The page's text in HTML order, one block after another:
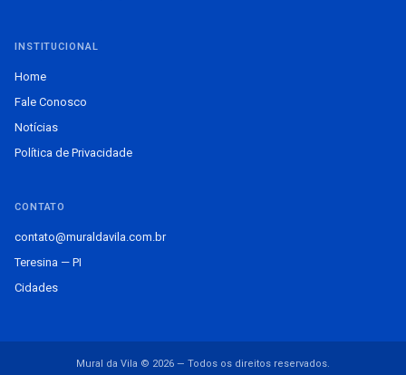
INSTITUCIONAL
Home
Fale Conosco
Notícias
Política de Privacidade
CONTATO
contato@muraldavila.com.br
Teresina — PI
Cidades
Mural da Vila © 2026 — Todos os direitos reservados.